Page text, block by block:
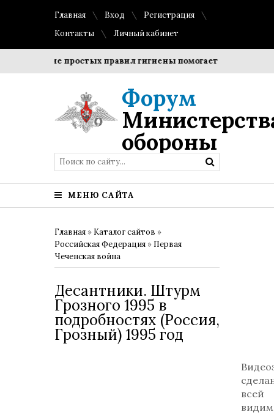
Главная Вход
Регистрация
Контакты
Личный кабинет
простых правил гигиены помогает сохранить
Форум
обороны
МЕНЮ САЙТА
Главная » Каталог сайтов »
Российская Федерация » Первая
Чеченская война
Десантники. Штурм
Грозного 1995 в
подробностях (Россия,
Грозный) 1995 год
всей